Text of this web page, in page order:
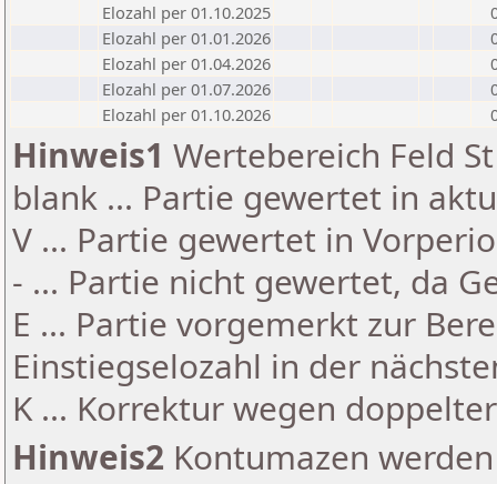
Elozahl per 01.10.2025
Elozahl per 01.01.2026
Elozahl per 01.04.2026
Elozahl per 01.07.2026
Elozahl per 01.10.2026
Hinweis1 Wertebereich Feld
blank ... Partie gewertet in
V ... Partie gewertet in
- ... Partie nicht gewertet, da
E ... Partie vorgemerkt zur
Einstiegselozahl in der
K ... Korrektur wegen
Hinweis2 Kontumazen